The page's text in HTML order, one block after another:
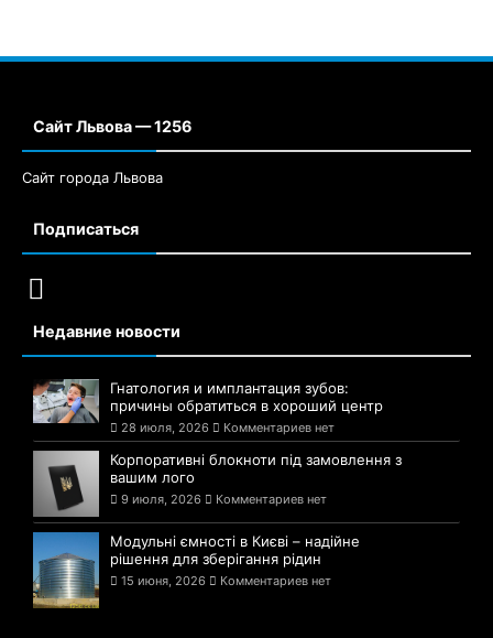
Сайт Львова — 1256
Сайт города Львова
Подписаться
Недавние новости
Гнатология и имплантация зубов:
причины обратиться в хороший центр
28 июля, 2026 Комментариев нет
Корпоративні блокноти під замовлення з
вашим лого
9 июля, 2026 Комментариев нет
Модульні ємності в Києві – надійне
рішення для зберігання рідин
15 июня, 2026 Комментариев нет